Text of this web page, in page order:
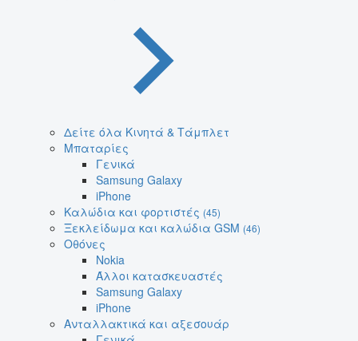
Δείτε όλα Κινητά & Τάμπλετ
Μπαταρίες
Γενικά
Samsung Galaxy
iPhone
Καλώδια και φορτιστές (45)
Ξεκλείδωμα και καλώδια GSM (46)
Οθόνες
Nokia
Άλλοι κατασκευαστές
Samsung Galaxy
iPhone
Ανταλλακτικά και αξεσουάρ